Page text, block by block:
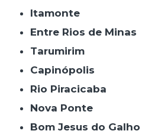
Itamonte
Entre Rios de Minas
Tarumirim
Capinópolis
Rio Piracicaba
Nova Ponte
Bom Jesus do Galho